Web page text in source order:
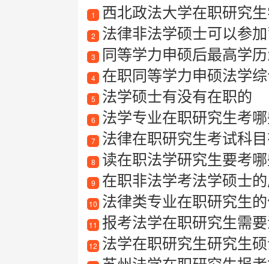
1 西北政法大学在职研究
2 法律非法学硕士可以参
3 同等学力申硕后最高学
4 在职同等学力申硕法学
5 法学硕士有没有在职的
6 法学专业在职研究生考
7 法律在职研究生考试科目
8 读在职法学研究生要考
9 在职非法学考法学硕士
10 法律类专业在职研究生
11 报考法学在职研究生需
12 法学在职研究生研究生